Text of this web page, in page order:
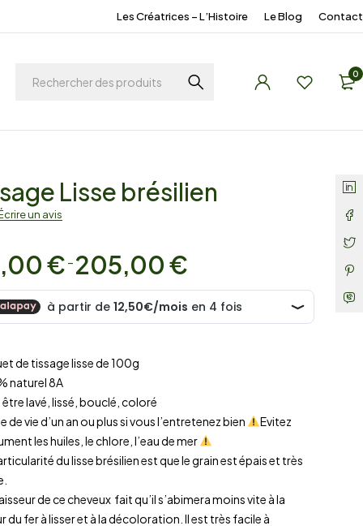
Les Créatrices – L’Histoire Le Blog Contact
0
Lisse brésilien
un avis
€ – 205,00€
de tissage lisse de 100g
naturel 8A
être lavé, lissé, bouclé, coloré
de vie d’un an ou plus si vous l’entretenez bien
Evitez
les huiles, le chlore, l’eau de mer
du lisse brésilien est que le grain est épais et très
de ce cheveux fait qu’il s’abimera moins vite à la
du fer à lisser et à la décoloration. Il est très facile à